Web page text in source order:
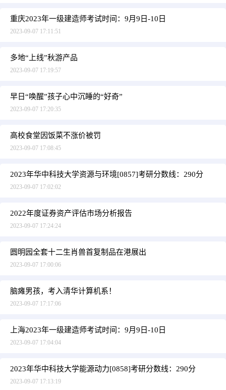
重庆2023年一级建造师考试时间：9月9日-10日
2023-09-07 17:11:51
多地“上线”秋游产品
2023-09-07 17:19:57
早日“唤醒”孩子心中沉睡的“好奇”
2023-09-07 17:20:35
高校食堂因饭菜不涨价被罚
2023-09-07 17:08:45
2023年华中科技大学资源与环境[0857]考研分数线：290分
2023-09-07 17:02:02
2022年度证券资产评估市场分析报告
2023-09-07 17:24:24
圆明园全套十二生肖兽首复制品在港展出
2023-09-07 17:00:06
脑瘫男孩，考入清华计算机系！
2023-09-07 17:17:06
上海2023年一级建造师考试时间：9月9日-10日
2023-09-07 17:04:04
2023年华中科技大学能源动力[0858]考研分数线：290分
2023-09-07 17:13:19